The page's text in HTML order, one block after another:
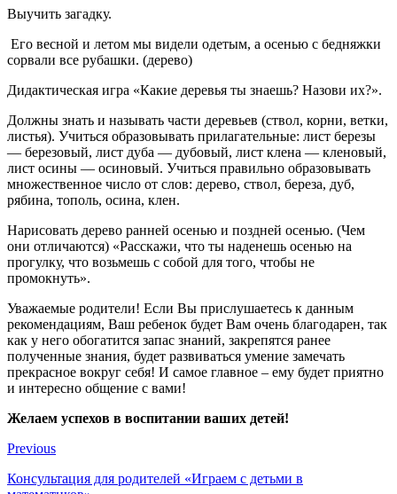
Выучить загадку.
Его весной и летом мы видели одетым, а осенью с бедняжки
сорвали все рубашки. (дерево)
Дидактическая игра «Какие деревья ты знаешь? Назови их?».
Должны знать и называть части деревьев (ствол, корни, ветки,
листья). Учиться образовывать прилагательные: лист березы
— березовый, лист дуба — дубовый, лист клена — кленовый,
лист осины — осиновый. Учиться правильно образовывать
множественное число от слов: дерево, ствол, береза, дуб,
рябина, тополь, осина, клен.
Нарисовать дерево ранней осенью и поздней осенью. (Чем
они отличаются) «Расскажи, что ты наденешь осенью на
прогулку, что возьмешь с собой для того, чтобы не
промокнуть».
Уважаемые родители! Если Вы прислушаетесь к данным
рекомендациям, Ваш ребенок будет Вам очень благодарен, так
как у него обогатится запас знаний, закрепятся ранее
полученные знания, будет развиваться умение замечать
прекрасное вокруг себя! И самое главное – ему будет приятно
и интересно общение с вами!
Желаем успехов в воспитании ваших детей!
Previous
Консультация для родителей «Играем с детьми в